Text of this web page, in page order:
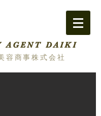
AGENT DAIKI
容商事株式会社